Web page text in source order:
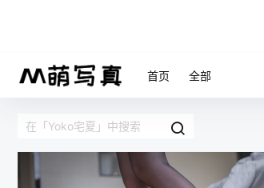
首页 全部